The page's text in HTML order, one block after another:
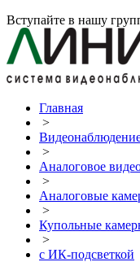
Вступайте в нашу
Главная
>
>
Аналоговое
>
Аналоговые
>
Купольные
>
с ИК-подсветкой